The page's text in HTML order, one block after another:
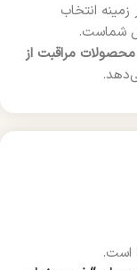
انتخاب
شماست.
محصولات مراقبت از
است.